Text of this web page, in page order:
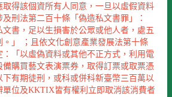
取得該個資所有人同意，一旦以虛假資料
刑法第二百十條「偽造私文書罪」：
文書，足以生損害於公眾或他人者，處五
。」 ；且依文化創意產業發展法第十條
：「以虛偽資料或其他不正方式，利用電
備購買藝文表演票券，取得訂票或取票憑
下有期徒刑，或科或併科新臺幣三百萬以
單位及KKTIX皆有權利立即取消該消費者